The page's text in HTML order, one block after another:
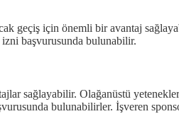
geçiş için önemli bir avantaj
başvurusunda bulunabilir.
sağlayabilir. Olağanüstü
bulunabilirler. İşveren